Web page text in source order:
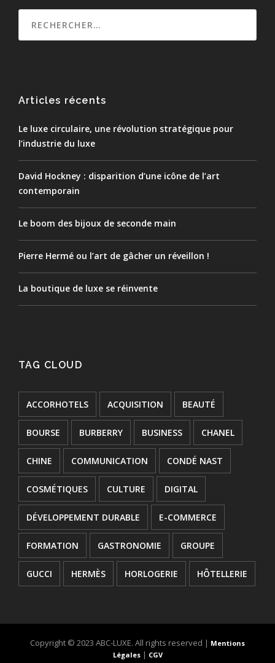
Articles récents
Le luxe circulaire, une révolution stratégique pour
l’industrie du luxe
David Hockney : disparition d’une icône de l’art
contemporain
Le boom des bijoux de seconde main
Pierre Hermé ou l’art de gâcher un réveillon !
La boutique de luxe se réinvente
TAG CLOUD
ACCORHOTELS ACQUISITION BEAUTÉ
BOURSE BURBERRY BUSINESS CHANEL
CHINE COMMUNICATION CONDÉ NAST
COSMÉTIQUES CULTURE DIGITAL
DÉVELOPPEMENT DURABLE E-COMMERCE
FORMATION GASTRONOMIE GROUPE
GUCCI HERMÈS HORLOGERIE HÔTELLERIE
LUXE LVMH
Copyright © 2023 ABC-LUXE. All rights reserved | Mentions
Légales| CGV